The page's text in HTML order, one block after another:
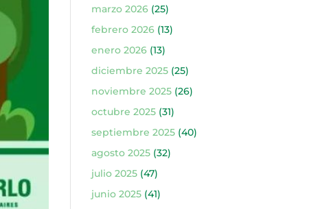
marzo 2026(25)
febrero 2026(13)
enero 2026(13)
diciembre 2025(25)
noviembre 2025(26)
octubre 2025(31)
septiembre 2025(40)
agosto 2025(32)
julio 2025(47)
junio 2025(41)